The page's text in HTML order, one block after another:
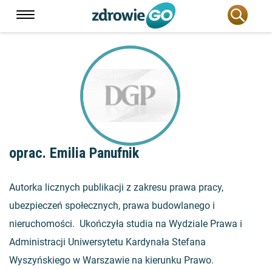
oprac. Emilia Panufnik
Autorka licznych publikacji z zakresu prawa pracy,
ubezpieczeń społecznych, prawa budowlanego i
nieruchomości. Ukończyła studia na Wydziale Prawa i
Administracji Uniwersytetu Kardynała Stefana
Wyszyńskiego w Warszawie na kierunku Prawo.